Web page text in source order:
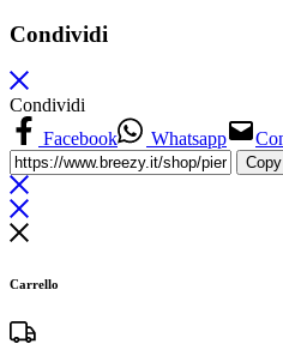
Condividi
Condividi
Facebook
Whatsapp
Copy
Carrello